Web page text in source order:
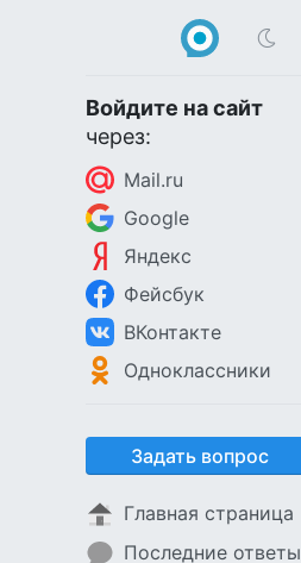
Войдите на сайт
через:
Mail.ru
Google
Яндекс
Фейсбук
ВКонтакте
Одноклассники
Задать вопрос
Главная страница
Последние ответы